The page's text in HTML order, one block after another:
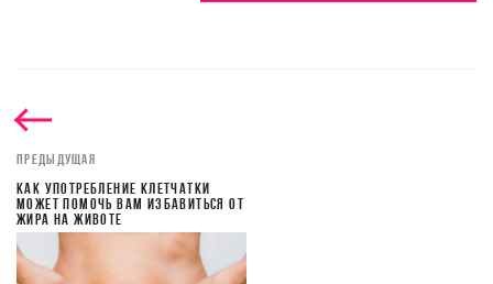
ПРЕДЫДУЩАЯ
КАК УПОТРЕБЛЕНИЕ КЛЕТЧАТКИ
МОЖЕТ ПОМОЧЬ ВАМ ИЗБАВИТЬСЯ ОТ
ЖИРА НА ЖИВОТЕ